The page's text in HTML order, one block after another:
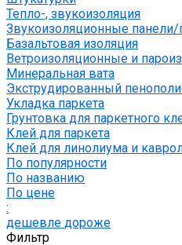
Тепло-, звукоизоляция
Звукоизоляционные
Базальтовая изоляция
Ветроизоляционные и
Минеральная вата
Экструдированный
Укладка паркета
Грунтовка для паркетного
Клей для паркета
Клей для линолиума и
По популярности
По названию
По цене
:
дешевле дороже
Фильтр